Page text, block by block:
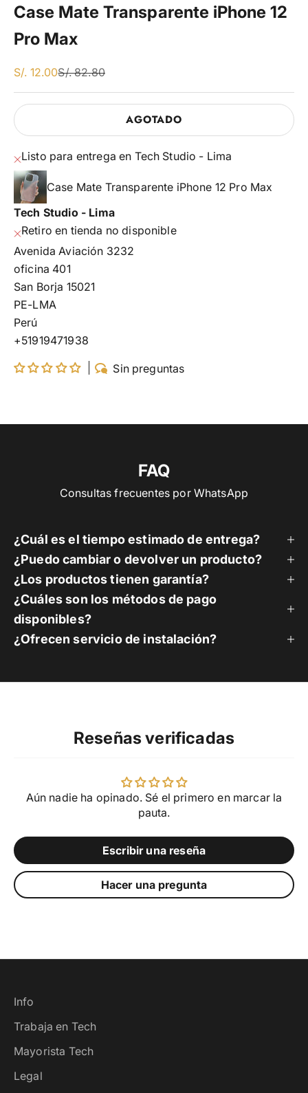
Case Mate Transparente iPhone 12
Pro Max
En Dscto
S/. 12.00Precio Regular
S/. 82.80
AGOTADO
Listo para entrega en Tech Studio - Lima
Case Mate Transparente iPhone 12 Pro Max
Tech Studio - Lima
Retiro en tienda no disponible
Avenida Aviación 3232
oficina 401
San Borja 15021
PE-LMA
Perú
+51919471938
Sin preguntas
FAQ
Consultas frecuentes por WhatsApp
¿Cuál es el tiempo estimado de entrega?
¿Puedo cambiar o devolver un producto?
¿Los productos tienen garantía?
¿Cuáles son los métodos de pago
disponibles?
¿Ofrecen servicio de instalación?
Reseñas verificadas
Aún nadie ha opinado. Sé el primero en marcar la
pauta.
Escribir una reseña
Hacer una pregunta
Info
Trabaja en Tech
Mayorista Tech
Legal